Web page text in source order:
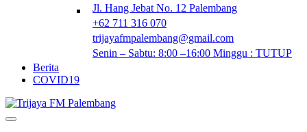
Jl. Hang Jebat No. 12 Palembang
+62 711 316 070
trijayafmpalembang@gmail.com
Senin – Sabtu: 8:00 –16:00 Minggu : TUTUP
Berita
COVID19